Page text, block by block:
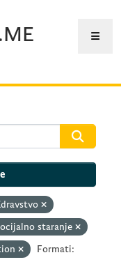
staranje
Formati: